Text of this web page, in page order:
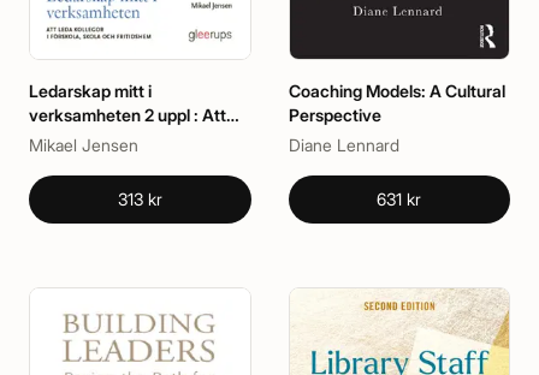
Ledarskap mitt i
verksamheten 2 uppl : Att
leda kollegor i förskola, skola
Mikael Jensen
313 kr
Coaching Models: A Cultural
Perspective
Diane Lennard
631 kr